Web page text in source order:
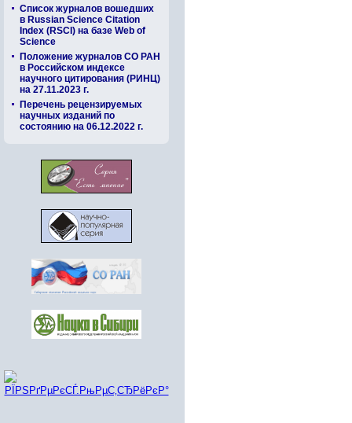
Список журналов вошедших
в Russian Science Citation
Index (RSCI) на базе Web of
Science
Положение журналов СО РАН
в Российском индексе
научного цитирования (РИНЦ)
на 27.11.2023 г.
Перечень рецензируемых
научных изданий по
состоянию на 06.12.2022 г.